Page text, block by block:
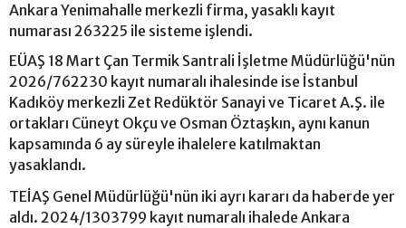
Ankara Yenimahalle merkezli firma, yasaklı kayıt
numarası 263225 ile sisteme işlendi.
EÜAŞ 18 Mart Çan Termik Santrali İşletme Müdürlüğü'nün
2026/762230 kayıt numaralı ihalesinde ise İstanbul
Kadıköy merkezli Zet Redüktör Sanayi ve Ticaret A.Ş. ile
ortakları Cüneyt Okçu ve Osman Öztaşkın, aynı kanun
kapsamında 6 ay süreyle ihalelere katılmaktan
yasaklandı.
TEİAŞ Genel Müdürlüğü'nün iki ayrı kararı da haberde yer
aldı. 2024/1303799 kayıt numaralı ihalede Ankara